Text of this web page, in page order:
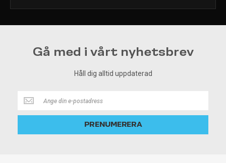
Gå med i vårt nyhetsbrev
Håll dig alltid uppdaterad
Håll
dig
alltid
PRENUMERERA